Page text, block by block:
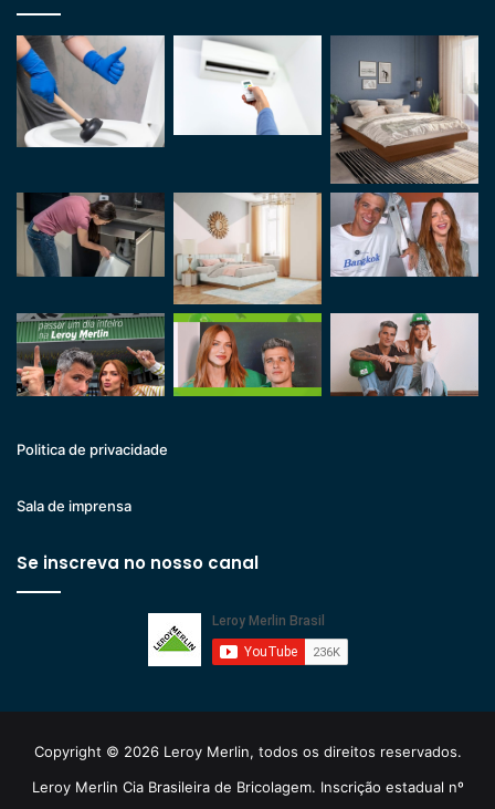
Politica de privacidade
Sala de imprensa
Se inscreva no nosso canal
Copyright © 2026 Leroy Merlin, todos os direitos reservados.
Leroy Merlin Cia Brasileira de Bricolagem. Inscrição estadual nº